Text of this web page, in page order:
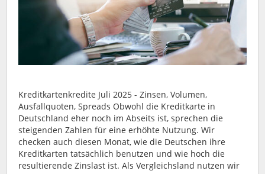
Kreditkartenkredite Juli 2025 - Zinsen, Volumen,
Ausfallquoten, Spreads Obwohl die Kreditkarte in
Deutschland eher noch im Abseits ist, sprechen die
steigenden Zahlen für eine erhöhte Nutzung. Wir
checken auch diesen Monat, wie die Deutschen ihre
Kreditkarten tatsächlich benutzen und wie hoch die
resultierende Zinslast ist. Als Vergleichsland nutzen wir